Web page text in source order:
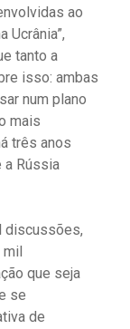
ao
Ucrânia”,
tanto a
isso: ambas
num plano
mais
três anos
a Rússia
discussões,
mil
que seja
se
de